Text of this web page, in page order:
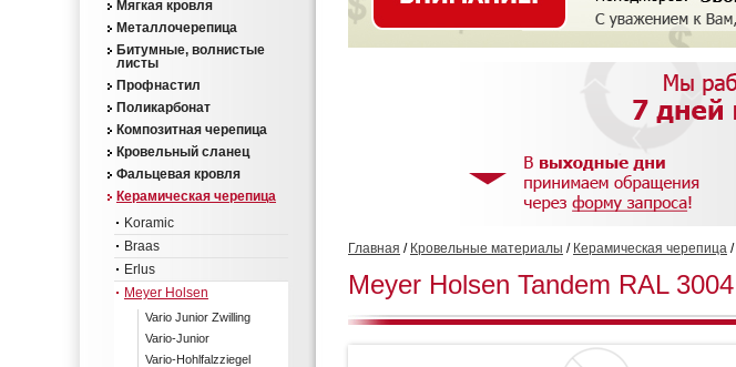
Мягкая кровля
Металлочерепица
Битумные, волнистые
листы
Профнастил
Поликарбонат
Композитная черепица
Кровельный сланец
Фальцевая кровля
Керамическая черепица
Koramic
Braas
Erlus
Meyer Holsen
Vario Junior Zwilling
Vario-Junior
Vario-Hohlfalzziegel
Главная / Кровельные материалы / Керамическая черепица /
Meyer Holsen Tandem RAL 3004